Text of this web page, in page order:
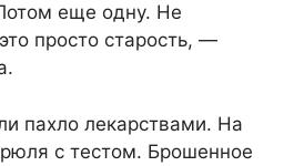
еще одну. Не
просто старость, —
пахло лекарствами. На
с тестом. Брошенное